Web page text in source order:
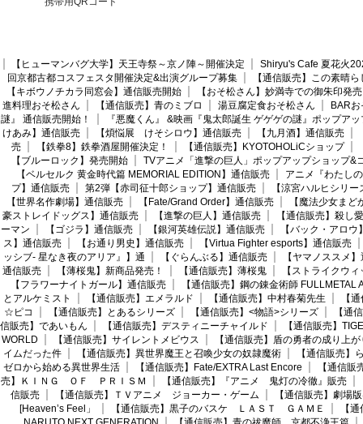
【ヒューマンバグ大学】天王寺祭～京ノ陣～開催決定
Shiryu's Cafe 夏花火
回京都古都コスフェスタ開催決定&出演グループ募集
【通信販売】この素晴
【キボウノチカラ同窓会】通信販売開始
【おそ松さん】妙満寺での御朱印発売
進料理おそ松さん
【通信販売】青のミブロ 湯豆腐定食おそ松さん
BAR
謎』 通信販売開始！
『悪魔くん』 &映画『鬼太郎誕生 ゲゲゲの謎』ポップア
けあみ】通信販売
【煩悩展 けそシロウ】通信販売 【九月酒】通信販売
売
【鉄拳8】鉄拳酒屋開催決定！ 【通信販売】KYOTOHOLiCショップ
【ブルーロック】発売開始
TVアニメ「進撃の巨人」ポップアップショップ&
【ベルセルク 黄金時代篇 MEMORIAL EDITION】通信販売
アニメ『わたし
プ】通信販売
第2弾【赤司征十郎ショップ】通信販売
【涼宮ハルヒシリ
【世界名作劇場】通信販売
【Fate/Grand Order】通信販売
【魔法少女ま
豪ストレイドッグス】通信販売
【進撃の巨人】通信販売
【通信販売】殺し愛
ーマン
【ゴジラ】通信販売 【銀河英雄伝説】通信販売
【バック・アロウ
ス】通信販売
【お通り男史】通信販売
【Virtua Fighter esports】通信販売
ッシブ- 星なき夜のアリア』】通
【ぐらんぶる】通信販売
【ヤマノススメ
通信販売
【薄桜鬼】新商品発売！ 【通信販売】薄桜鬼
【ストライクウ
【フラワーナイトガール】通信販売
【通信販売】鋼の錬金術師 FULLMETAL
とアルケミスト
【通信販売】エメラルド 【通信販売】中村春菊先生
【
☆ピコ
【通信販売】とあるシリーズ 【通信販売】<物語>シリーズ
【通
信販売】であいもん
【通信販売】デスティニーチャイルド
【通信販売】
WORLD
【通信販売】サイレントメビウス
【通信販売】盾の勇者の成り上が
イムだった件
【通信販売】異世界魔王と召喚少女の奴隷魔術
【通信販売】
ゼロから始める異世界生活
【通信販売】Fate/EXTRA Last Encore
【通信
売】ＫＩＮＧ ＯＦ ＰＲＩＳＭ
【通信販売】『アニメ 鬼灯の冷徹』販売
信販売
【通信販売】ＴＶアニメ ジョーカー・ゲーム
【通信販売】劇場
[Heaven’s Feel」
【通信販売】黒子のバスケ ＬＡＳＴ ＧＡＭＥ
【